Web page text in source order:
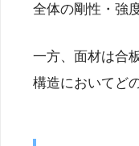
全体の剛性・強
一方、面材は合
構造においてど